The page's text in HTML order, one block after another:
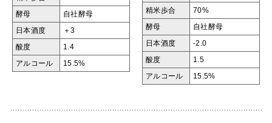
酵母 自社酵母
日本酒度 ＋3
酸度 1.4
アルコール 15.5%
精米歩合 70%
酵母 自社酵母
日本酒度 -2.0
酸度 1.5
アルコール 15.5%